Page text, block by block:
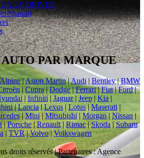
DAILY DRIVER
PAR MARQUE
Alpine|Aston Martin|Audi | Bentley|BMW
|Cupra | Dodge|Ferrari|Fiat|Ford|
|Infiniti | Jaguar| Jeep|Kia |
|Lancia|Lexus | Lotus| Maserati |
| Mini | Mitsubishi | Morgan|Nissan|
|Porsche | Renault| Rimac|Skoda | Subaru
| TVR|Volvo|Volkswagen
droits réservés | Partenaires : Agence